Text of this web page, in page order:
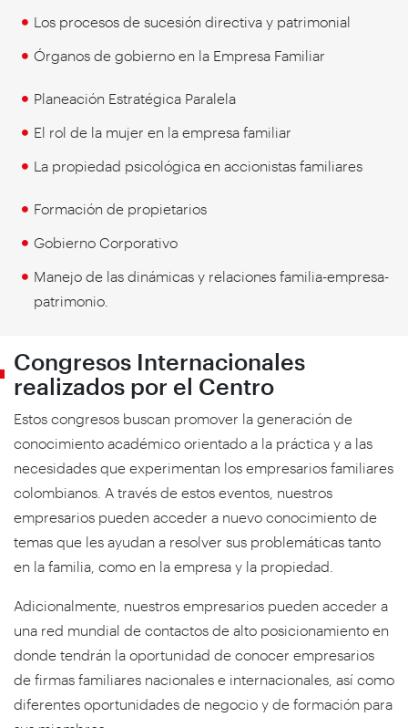
Los procesos de sucesión directiva y patrimonial
Órganos de gobierno en la Empresa Familiar
Planeación Estratégica Paralela
El rol de la mujer en la empresa familiar
La propiedad psicológica en accionistas familiares
Formación de propietarios
Gobierno Corporativo
Manejo de las dinámicas y relaciones familia-empresa-
patrimonio.
Congresos Internacionales
realizados por el Centro
Estos congresos buscan promover la generación de
conocimiento académico orientado a la práctica y a las
necesidades que experimentan los empresarios familiares
colombianos. A través de estos eventos, nuestros
empresarios pueden acceder a nuevo conocimiento de
temas que les ayudan a resolver sus problemáticas tanto
en la familia, como en la empresa y la propiedad.
Adicionalmente, nuestros empresarios pueden acceder a
una red mundial de contactos de alto posicionamiento en
donde tendrán la oportunidad de conocer empresarios
de firmas familiares nacionales e internacionales, así como
diferentes oportunidades de negocio y de formación para